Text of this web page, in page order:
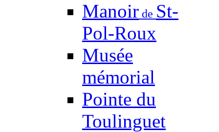
Manoir de St-
Pol-Roux
Musée
mémorial
Pointe du
Toulinguet